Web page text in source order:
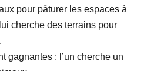
pour pâturer les espaces à
cherche des terrains pour
gagnantes : l’un cherche un